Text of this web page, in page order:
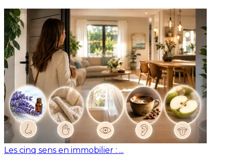
Les cinq sens en immobilier : ...